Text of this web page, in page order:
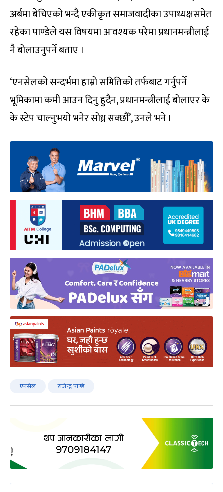
अर्बमा बेचिएको भन्दै एकीकृत समाजवादीका उपाध्यक्षसमेत
रहेका पाण्डेले यस विषयमा आवश्यक परेमा प्रधानमन्त्रीलाई
नै बोलाउनुपर्ने बताए ।
‘एनसेलको सन्दर्भमा हाम्रो समितिको तर्फबाट गर्नुपर्ने
भूमिकामा कमी आउन दिनु हुदैन, प्रधानमन्त्रीलाई बोलाएर के
के स्टेप चाल्नुभयो भनेर सोध्न सक्छौं’, उनले भने ।
एनसेल राजेन्द्र पाण्डे